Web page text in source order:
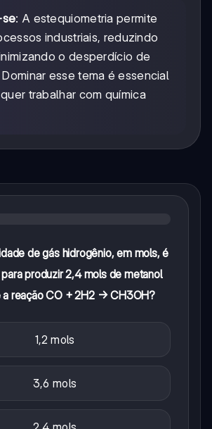
se: A estequiometria permite
industriais, reduzindo
o desperdício de
esse tema é essencial
trabalhar com química
de gás hidrogênio, em mols, é
produzir 2,4 mols de metanol
reação CO + 2H2 → CH3OH?
1,2 mols
3,6 mols